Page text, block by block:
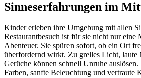
Sinneserfahrungen im
Kinder erleben ihre Umgebung mit allen
Restaurantbesuch ist für sie nicht nur eine
Abenteuer. Sie spüren sofort, ob ein Ort
überfordernd wirkt. Zu grelles Licht, laute
Gerüche können schnell Unruhe
Farben, sanfte Beleuchtung und vertraute